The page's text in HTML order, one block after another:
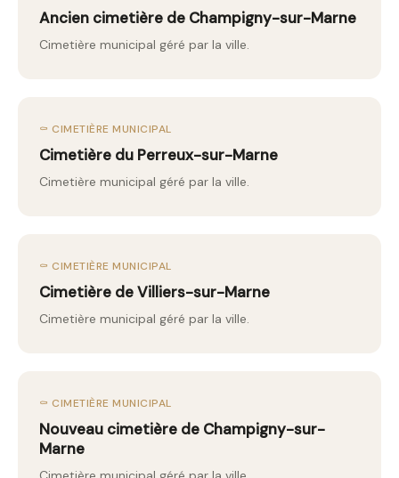
Ancien cimetière de Champigny-sur-Marne
Cimetière municipal géré par la ville.
⚰️ CIMETIÈRE MUNICIPAL
Cimetière du Perreux-sur-Marne
Cimetière municipal géré par la ville.
⚰️ CIMETIÈRE MUNICIPAL
Cimetière de Villiers-sur-Marne
Cimetière municipal géré par la ville.
⚰️ CIMETIÈRE MUNICIPAL
Nouveau cimetière de Champigny-sur-
Marne